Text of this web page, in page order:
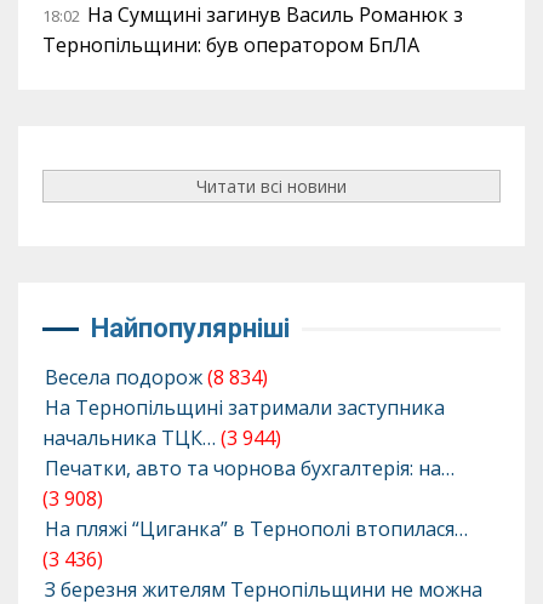
18:02 На Сумщині загинув Василь Романюк з
Тернопільщини: був оператором БпЛА
Читати всі новини
Найпопулярніші
Весела подорож(8 834)
На Тернопільщині затримали заступника
начальника ТЦК… (3 944)
Печатки, авто та чорнова бухгалтерія: на…
(3 908)
На пляжі “Циганка” в Тернополі втопилася…
(3 436)
З березня жителям Тернопільщини не можна